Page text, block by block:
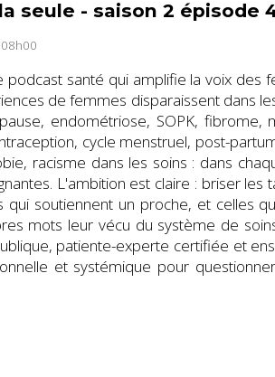
seule - saison 2 épisode
podcast santé qui amplifie la voix
de femmes disparaissent dans
endométriose, SOPK, fibrome,
cycle menstruel, post-
racisme dans les soins : dans
L'ambition est claire : briser
qui soutiennent un proche, et celles
mots leur vécu du système de
patiente-experte certifiée et
et systémique pour